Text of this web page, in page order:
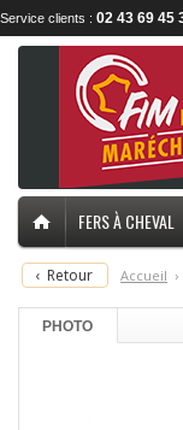
Service clients : 02 43 69 45
FERS À CHEVAL
‹ Retour Accueil ›
PHOTO